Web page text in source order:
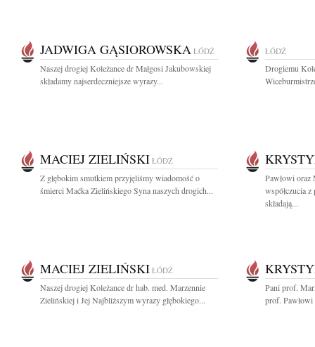
JADWIGA GĄSIOROWSKA ŁÓDŹ
Naszej drogiej Koleżance dr Małgosi Jakubowskiej
składamy najserdeczniejsze wyrazy...
ŁÓDŹ
Drogiemu
MACIEJ ZIELIŃSKI ŁÓDŹ
Z głębokim smutkiem przyjęliśmy wiadomość o
śmierci Maćka Zielińskiego Syna naszych drogich...
Pawłowi oraz
współczucia
składają...
MACIEJ ZIELIŃSKI ŁÓDŹ
Naszej drogiej Koleżance dr hab. med. Marzennie
Zielińskiej i Jej Najbliższym wyrazy głębokiego...
Pani prof.
prof.